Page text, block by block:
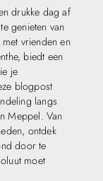
drukke dag af
genieten van
vrienden en
biedt een
je
blogpost
langs
Meppel. Van
ontdek
door te
moet